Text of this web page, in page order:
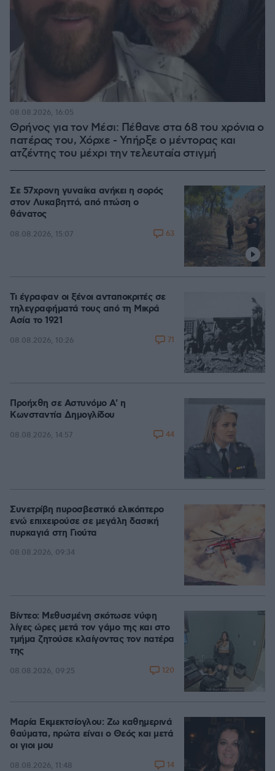
Θρήνος για τον Μέσι: Πέθανε στα 68 του χρόνια ο
πατέρας του, Χόρχε - Υπήρξε ο μέντορας και
ατζέντης του μέχρι την τελευταία στιγμή
08.08.2026, 16:05
Σε 57χρονη γυναίκα ανήκει η σορός
στον Λυκαβηττό, από πτώση ο
θάνατος
08.08.2026, 15:07 63
Τι έγραφαν οι ξένοι ανταποκριτές σε
τηλεγραφήματά τους από τη Μικρά
Ασία το 1921
08.08.2026, 10:26 71
Προήχθη σε Αστυνόμο Α' η
Κωνσταντία Δημογλίδου
08.08.2026, 14:57 44
Συνετρίβη πυροσβεστικό ελικόπτερο
ενώ επιχειρούσε σε μεγάλη δασική
πυρκαγιά στη Γιούτα
08.08.2026, 09:34
Βίντεο: Μεθυσμένη σκότωσε νύφη
λίγες ώρες μετά τον γάμο της και στο
τμήμα ζητούσε κλαίγοντας τον πατέρα
της
08.08.2026, 09:25 120
Μαρία Εκμεκτσίογλου: Ζω καθημερινά
θαύματα, πρώτα είναι ο Θεός και μετά
οι γιοι μου
08.08.2026, 11:48 14